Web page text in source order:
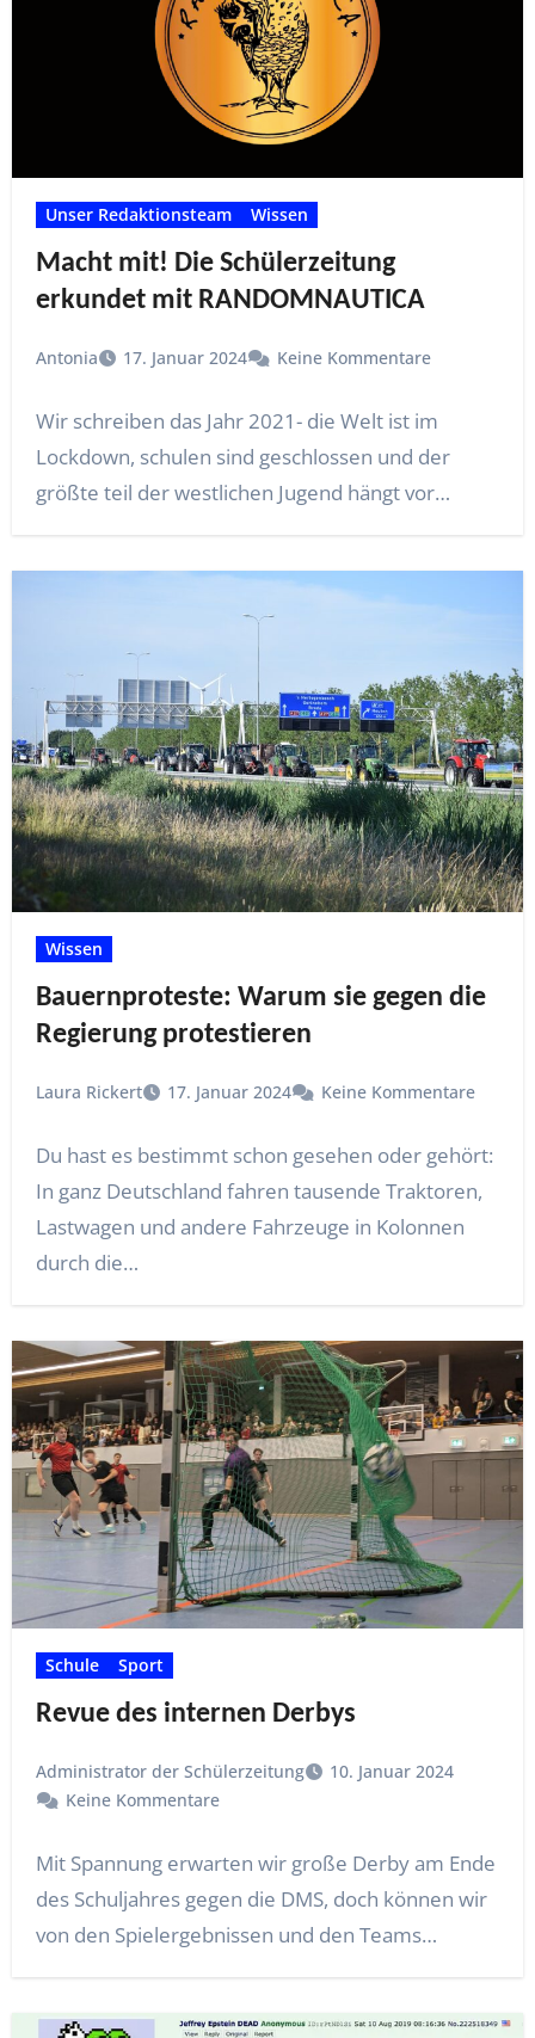
Unser Redaktionsteam Wissen
Macht mit! Die Schülerzeitung
erkundet mit RANDOMNAUTICA
Antonia 17. Januar 2024 Keine Kommentare
Wir schreiben das Jahr 2021- die Welt ist im
Lockdown, schulen sind geschlossen und der
größte teil der westlichen Jugend hängt vor…
Wissen
Bauernproteste: Warum sie gegen die
Regierung protestieren
Laura Rickert 17. Januar 2024 Keine Kommentare
Du hast es bestimmt schon gesehen oder gehört:
In ganz Deutschland fahren tausende Traktoren,
Lastwagen und andere Fahrzeuge in Kolonnen
durch die…
Schule Sport
Revue des internen Derbys
Administrator der Schülerzeitung
10. Januar 2024
Keine Kommentare
Mit Spannung erwarten wir große Derby am Ende
des Schuljahres gegen die DMS, doch können wir
von den Spielergebnissen und den Teams…